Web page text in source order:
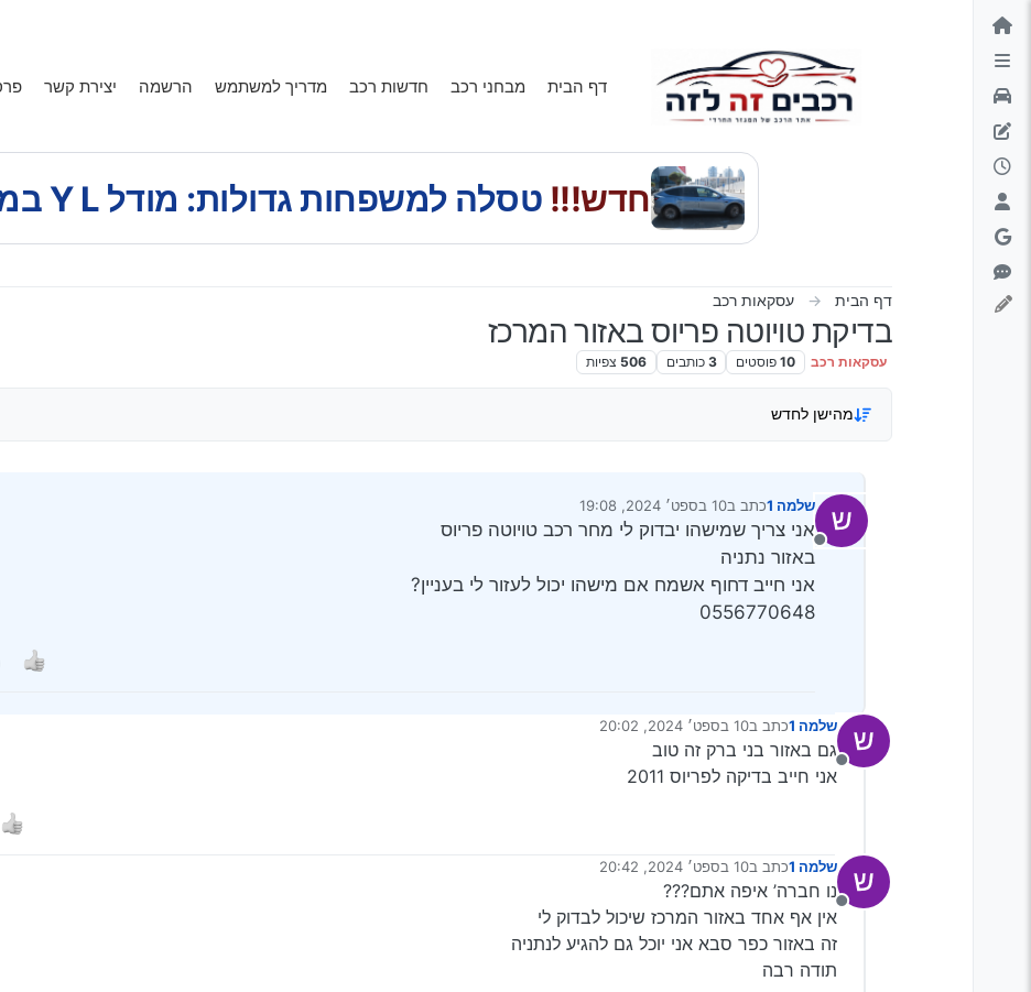
דילוג לתוכן
דף הבית מבחני רכב חדשות רכב מדריך למשתמש הרשמה יצירת קשר
חדש!!! טסלה למשפחות גדולות: מודל Y L במבחן דרכים.
דף הבית עסקאות רכב
בדיקת טויוטה פריוס באזור המרכז
עסקאות רכב 10 פוסטים 3 כותבים 506 צפיות
מהישן לחדש
מנותק
שלמה 1 כתב ב10 בספט׳ 2024, 19:08
נערך לאחרונה על ידי
אני צריך שמישהו יבדוק לי מחר רכב טויוטה פריוס
באזור נתניה
אני חייב דחוף אשמח אם מישהו יכול לעזור לי בעניין?
0556770648
מנותק
שלמה 1 כתב ב10 בספט׳ 2024, 20:02
נערך לאחרונה על ידי
גם באזור בני ברק זה טוב
אני חייב בדיקה לפריוס 2011
מנותק
שלמה 1 כתב ב10 בספט׳ 2024, 20:42
נערך לאחרונה על ידי
נו חברה’ איפה אתם???
אין אף אחד באזור המרכז שיכול לבדוק לי
זה באזור כפר סבא אני יוכל גם להגיע לנתניה
תודה רבה